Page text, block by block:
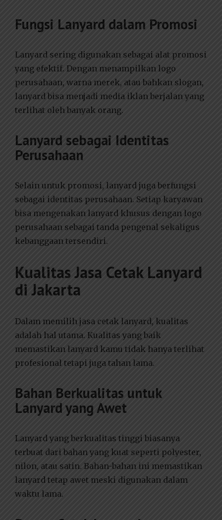
Fungsi Lanyard dalam Promosi
Lanyard sering digunakan sebagai alat promosi
yang efektif. Dengan menampilkan logo
perusahaan, warna merek, atau bahkan slogan,
lanyard bisa menjadi media iklan berjalan yang
terlihat oleh banyak orang.
Lanyard sebagai Identitas
Perusahaan
Selain untuk promosi, lanyard juga berfungsi
sebagai identitas perusahaan. Setiap karyawan
bisa mengenakan lanyard khusus dengan logo
perusahaan sebagai tanda pengenal sekaligus
kebanggaan tersendiri.
Kualitas Jasa Cetak Lanyard
di Jakarta
Dalam memilih jasa cetak lanyard, kualitas
adalah hal utama. Kualitas yang baik
memastikan lanyard kamu tidak hanya terlihat
profesional tetapi juga tahan lama.
Bahan Berkualitas untuk
Lanyard yang Awet
Lanyard yang berkualitas tinggi biasanya
terbuat dari bahan yang kuat seperti polyester,
nilon, atau satin. Bahan-bahan ini memastikan
lanyard tetap awet meski digunakan dalam
waktu lama.